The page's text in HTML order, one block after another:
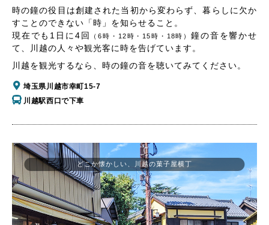
時の鐘の役目は創建された当初から変わらず、暮らしに欠か
すことのできない「時」を知らせること。
現在でも1日に4回
（6時・12時・15時・18時）鐘の音を響かせ
て、川越の人々や観光客に時を告げています。
川越を観光するなら、時の鐘の音を聴いてみてください。
埼玉県川越市幸町15-7
川越駅西口で下車
どこか懐かしい、川越の菓子屋横丁